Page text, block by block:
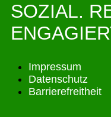
SOZIAL.
Impressum
Datenschutz
Barrierefreitheit